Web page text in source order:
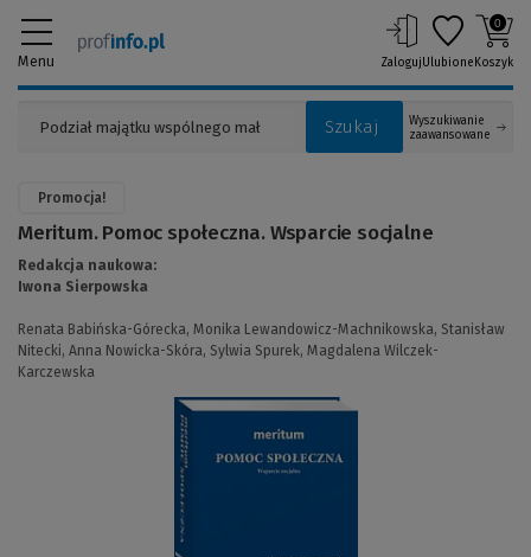
Menu
Szukaj
Wyszukiwanie
zaawansowane
ZalogujUlubione
0
Koszyk
Promocja!
(Link
Meritum. Pomoc społeczna. Wsparcie socjalne
Redakcja naukowa:
Iwona Sierpowska
Renata Babińska-Górecka, Monika Lewandowicz-Machnikowska, Stanisław
Nitecki, Anna Nowicka-Skóra, Sylwia Spurek, Magdalena Wilczek-
Karczewska